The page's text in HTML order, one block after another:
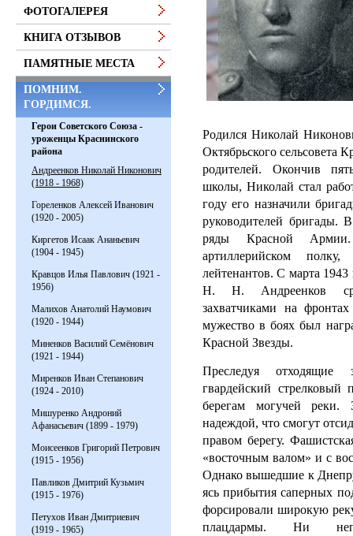
Родился Николай
Октябрьского сельсовета
родителей. Окончив
школы, Николай стал
году его назначили
руководителей бригады.
ряды Красной
артиллерийском
лейтенантов.С марта 1943
Н. Н. Андреенков
захватчиками на
мужество в боях был
Красной Звезды.
Преследуя отходящие
гвардейский
берегам могучей реки.
надеждой, что смогут
пра­вом берегу.
«восточ­ным валом» и с
Однако вышедшие к
ясь прибытия саперных
фор­сировали широкую
плац­дармы. Ни
ФОТОГАЛЕРЕЯ
КНИГА ОТЗЫВОВ
ПАМЯТНЫЕ МЕСТА
ПОМНИМ.
ГОРДИМСЯ.
Герои Советского Союза -
уроженцы Краснинского
района
Андреенков Николай Никонович
(1918 - 1968)
Гореленков Алексей Иванович
(1920 - 2005)
Киргетов Исаак Ананьевич
(1904 - 1945)
Кравцов Илья Павлович (1921 -
1956)
Малихов Анатолий Наумович
(1920 - 1944)
Миненков Василий Семёнович
(1921 - 1944)
Миренков Иван Степанович
(1924 - 2010)
Мишуренко Андроний
Афанасьевич (1899 - 1979)
Моисеенков Григорий Петрович
(1915 - 1956)
Павликов Дмитрий Кузьмич
(1915 - 1976)
Петухов Иван Дмитриевич
(1919 - 1965)